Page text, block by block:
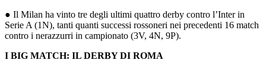
● Il Milan ha vinto tre degli ultimi quattro derby contro l’Inter in
Serie A (1N), tanti quanti successi rossoneri nei precedenti 16 match
contro i nerazzurri in campionato (3V, 4N, 9P).
I BIG MATCH: IL DERBY DI ROMA